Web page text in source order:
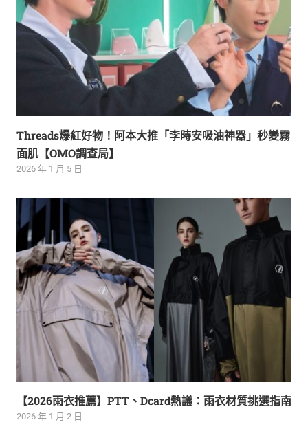
Threads爆紅好物！阿本大推「李時安吸油神器」秒變霧
面肌【OMO調查局】
2026 年 1 月 5 日
【2026雨衣推薦】PTT、Dcard熱議：雨衣材質挑選指南
2026 年 1 月 2 日